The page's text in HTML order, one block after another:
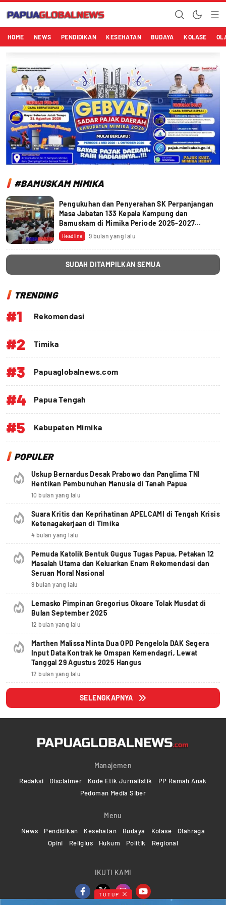
Papuaglobalnews.com
Menulis Fakta dengan Hati Bening
HOME NEWS PENDIDIKAN KESEHATAN BUDAYA KOLASE
#BAMUSKAM MIMIKA
Pengukuhan dan Penyerahan SK Perpanjangan
Masa Jabatan 133 Kepala Kampung dan
Bamuskam di Mimika Periode 2025-2027
Ditunda
Headline 9 bulan yang lalu
SUDAH DITAMPILKAN SEMUA
TRENDING
#1 Rekomendasi
#2 Timika
#3 Papuaglobalnews.com
#4 Papua Tengah
#5 Kabupaten Mimika
POPULER
Uskup Bernardus Desak Prabowo dan Panglima TNI
Hentikan Pembunuhan Manusia di Tanah Papua
10 bulan yang lalu
Suara Kritis dan Keprihatinan APELCAMI di Tengah Krisis
Ketenagakerjaan di Timika
4 bulan yang lalu
Pemuda Katolik Bentuk Gugus Tugas Papua, Petakan 12
Masalah Utama dan Keluarkan Enam Rekomendasi dan
Seruan Moral Nasional
9 bulan yang lalu
Lemasko Pimpinan Gregorius Okoare Tolak Musdat di
Bulan September 2025
12 bulan yang lalu
Marthen Malissa Minta Dua OPD Pengelola DAK Segera
Input Data Kontrak ke Omspan Kemendagri, Lewat
Tanggal 29 Agustus 2025 Hangus
12 bulan yang lalu
SELENGKAPNYA
Manajemen
Redaksi Disclaimer Kode Etik Jurnalistik
PP Ramah Anak
Pedoman Media Siber
Menu
News Pendidikan Kesehatan Budaya Kolase
Olahraga
Opini
Religius Hukum Politik Regional
IKUTI KAMI
TUTUP